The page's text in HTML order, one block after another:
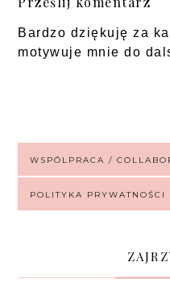
Bardzo dziękuję za
motywuje mnie do
WSPÓLPRACA /
POLITYKA PRYWATNOŚCI